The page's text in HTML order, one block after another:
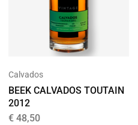
Calvados
BEEK CALVADOS TOUTAIN
2012
€48,50